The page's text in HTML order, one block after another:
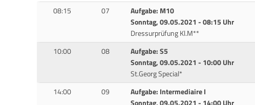
08:15
07
Aufgabe: M10
Sonntag, 09.05.2021 - 08:15 Uhr
Dressurprüfung Kl.M**
10:00 08
Aufgabe: S5
Sonntag, 09.05.2021 - 10:00 Uhr
St.Georg Special*
14:00 09
Aufgabe: Intermediaire I